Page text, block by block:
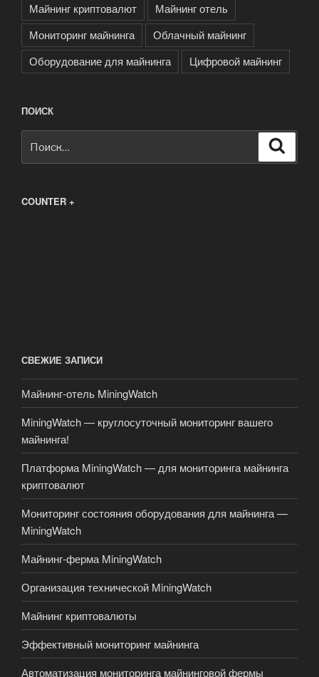
Майнинг криптовалют
Майнинг отель
Мониторинг майнинга
Облачный майнинг
Оборудование для майнинга
Цифровой майнинг
ПОИСК
COUNTER +
СВЕЖИЕ ЗАПИСИ
Майнинг-отель MiningWatch
MiningWatch — круглосуточный мониторинг вашего
майнинга!
Платформа MiningWatch — для мониторинга майнинга
криптовалют
Мониторинг состояния оборудования для майнинга —
MiningWatch
Майнинг-ферма MiningWatch
Организация технической MiningWatch
Майнинг криптовалюты
Эффективный мониторинг майнинга
Автоматизация мониторинга майнинговой фермы